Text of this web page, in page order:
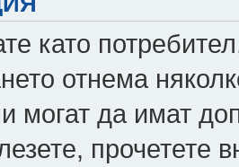
като
отнема
могат да имат
прочетете